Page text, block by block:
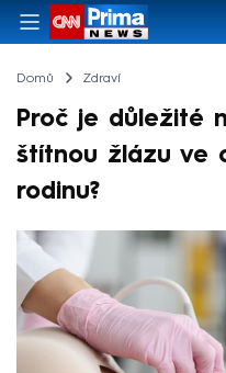
Domů Zdraví
Proč je důležité
štítnou žlázu ve
rodinu?